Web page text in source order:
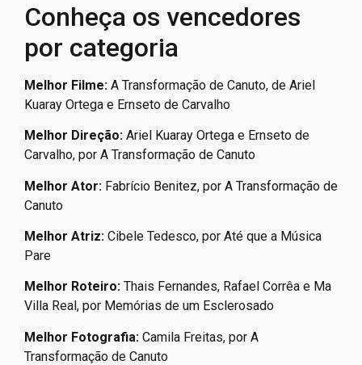
Conheça os vencedores
por categoria
Melhor Filme: A Transformação de Canuto, de Ariel
Kuaray Ortega e Ernseto de Carvalho
Melhor Direção: Ariel Kuaray Ortega e Ernseto de
Carvalho, por A Transformação de Canuto
Melhor Ator: Fabrício Benitez, por A Transformação de
Canuto
Melhor Atriz: Cibele Tedesco, por Até que a Música
Pare
Melhor Roteiro: Thais Fernandes, Rafael Corrêa e Ma
Villa Real, por Memórias de um Esclerosado
Melhor Fotografia: Camila Freitas, por A
Transformação de Canuto